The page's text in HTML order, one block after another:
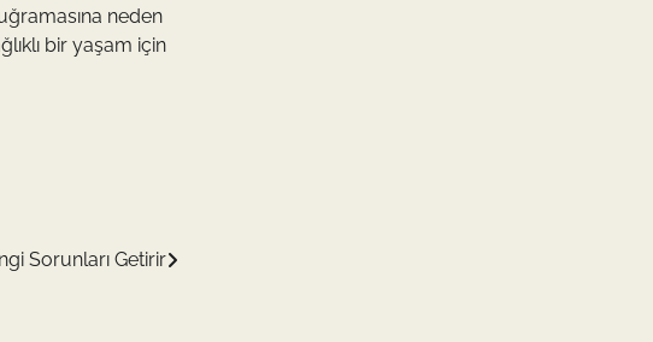
neden
bir yaşam için
Sorunları Getirir